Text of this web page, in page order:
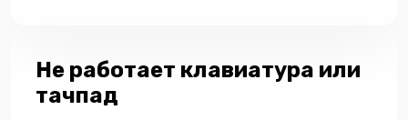
Не работает клавиатура или
тачпад